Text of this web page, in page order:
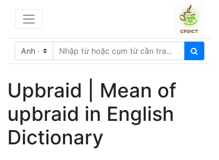
Upbraid | Mean of
upbraid in English
Dictionary